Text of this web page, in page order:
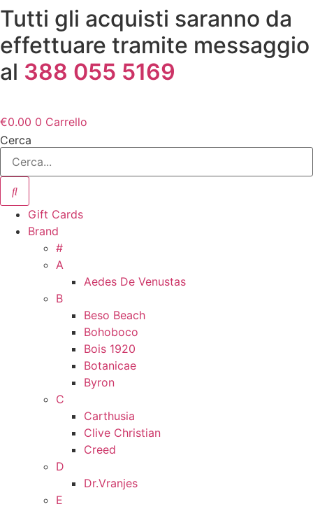
Vai
al
contenuto
Tutti gli acquisti saranno da
effettuare tramite messaggio
al 388 055 5169
€0.00 0 Carrello
Cerca
Gift Cards
Brand
#
A
Aedes De Venustas
B
Beso Beach
Bohoboco
Bois 1920
Botanicae
Byron
C
Carthusia
Clive Christian
Creed
D
Dr.Vranjes
E